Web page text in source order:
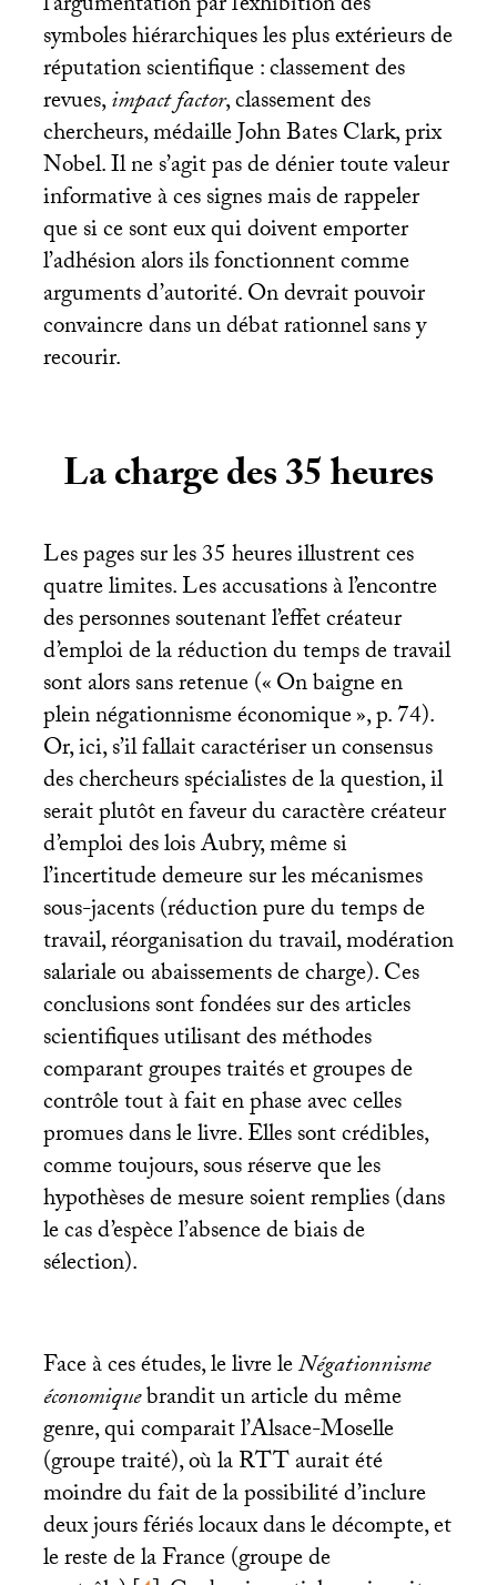
symboles hiérarchiques les plus extérieurs de
réputation scientifique : classement des
revues,impact factor, classement des
chercheurs, médaille John Bates Clark, prix
Nobel. Il ne s’agit pas de dénier toute valeur
informative à ces signes mais de rappeler
que si ce sont eux qui doivent emporter
l’adhésion alors ils fonctionnent comme
arguments d’autorité. On devrait pouvoir
convaincre dans un débat rationnel sans y
recourir.
La charge des 35 heures
Les pages sur les 35 heures illustrent ces
quatre limites. Les accusations à l’encontre
des personnes soutenant l’effet créateur
d’emploi de la réduction du temps de travail
sont alors sans retenue («On baigne en
plein négationnisme économique», p. 74).
Or, ici, s’il fallait caractériser un consensus
des chercheurs spécialistes de la question, il
serait plutôt en faveur du caractère créateur
d’emploi des lois Aubry, même si
l’incertitude demeure sur les mécanismes
sous-jacents (réduction pure du temps de
travail, réorganisation du travail, modération
salariale ou abaissements de charge). Ces
conclusions sont fondées sur des articles
scientifiques utilisant des méthodes
comparant groupes traités et groupes de
contrôle tout à fait en phase avec celles
promues dans le livre. Elles sont crédibles,
comme toujours, sous réserve que les
hypothèses de mesure soient remplies (dans
le cas d’espèce l’absence de biais de
sélection).
Face à ces études, le livre leNégationnisme
économiquebrandit un article du même
genre, qui comparait l’Alsace-Moselle
(groupe traité), où laRTTaurait été
moindre du fait de la possibilité d’inclure
deux jours fériés locaux dans le décompte, et
le reste de la France (groupe de